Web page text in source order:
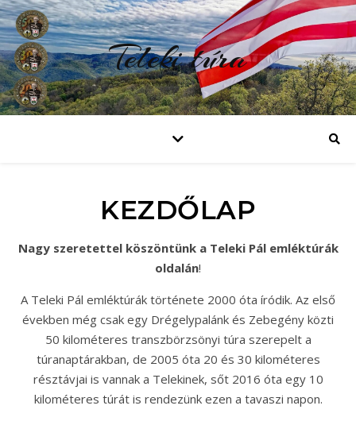
Teleki túra
KEZDŐLAP
Nagy szeretettel köszöntünk a Teleki Pál emléktúrák
oldalán!
A Teleki Pál emléktúrák története 2000 óta íródik. Az első
években még csak egy Drégelypalánk és Zebegény közti
50 kilométeres transzbörzsönyi túra szerepelt a
túranaptárakban, de 2005 óta 20 és 30 kilométeres
résztávjai is vannak a Telekinek, sőt 2016 óta egy 10
kilométeres túrát is rendezünk ezen a tavaszi napon.